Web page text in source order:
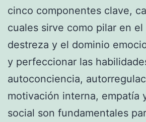
cinco componentes clave,
cuales sirve como pilar en
destreza y el dominio
y perfeccionar las
autoconciencia,
motivación interna, empatía
social son fundamentales